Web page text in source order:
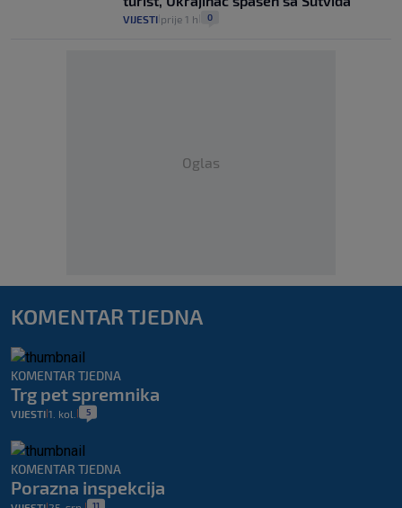
VIJESTI prije 1 h 0
Oglas
KOMENTAR TJEDNA
KOMENTAR TJEDNA
Trg pet spremnika
VIJESTI 1. kol. 5
KOMENTAR TJEDNA
Porazna inspekcija
11